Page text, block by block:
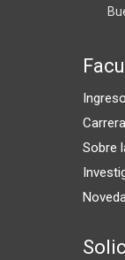
Ingreso
Sobre